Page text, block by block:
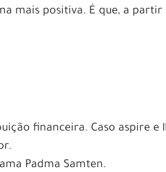
mais positiva. É que, a partir
financeira. Caso aspire e
Padma Samten.